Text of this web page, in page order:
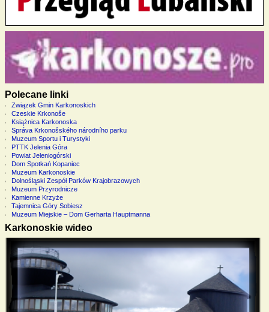
Polecane linki
Związek Gmin Karkonoskich
Czeskie Krkonoše
Książnica Karkonoska
Správa Krkonošského národního parku
Muzeum Sportu i Turystyki
PTTK Jelenia Góra
Powiat Jeleniogórski
Dom Spotkań Kopaniec
Muzeum Karkonoskie
Dolnośląski Zespół Parków Krajobrazowych
Muzeum Przyrodnicze
Kamienne Krzyże
Tajemnica Góry Sobiesz
Muzeum Miejskie – Dom Gerharta Hauptmanna
Karkonoskie wideo